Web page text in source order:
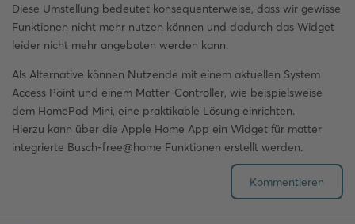
Diese Umstellung bedeutet konsequenterweise, dass wir gewisse
Funktionen nicht mehr nutzen können und dadurch das Widget
leider nicht mehr angeboten werden kann.
Als Alternative können Nutzende mit einem aktuellen System
Access Point und einem Matter-Controller, wie beispielsweise
dem HomePod Mini, eine praktikable Lösung einrichten.
Hierzu kann über die Apple Home App ein Widget für matter
integrierte Busch-free@home Funktionen erstellt werden.
Kommentieren